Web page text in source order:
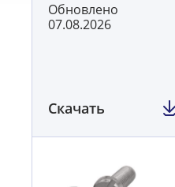
Обновлено
07.08.2026
Скачать